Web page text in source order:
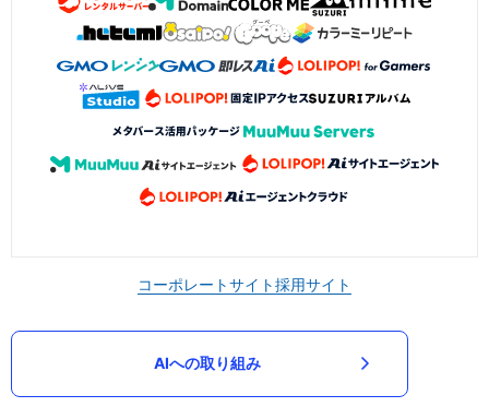
コーポレートサイト採用サイト
AIへの取り組み